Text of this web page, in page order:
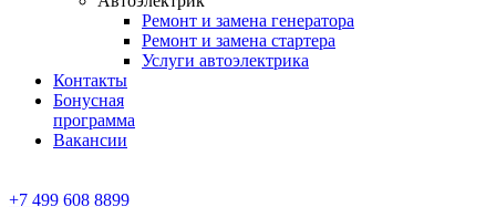
Ремонт и замена генератора
Ремонт и замена стартера
Услуги автоэлектрика
Контакты
Бонусная
программа
Вакансии
+7 499 608 8899